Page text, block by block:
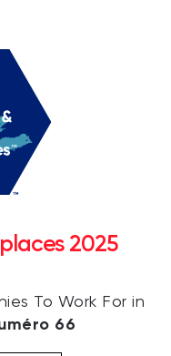
2025
To Work For in
66